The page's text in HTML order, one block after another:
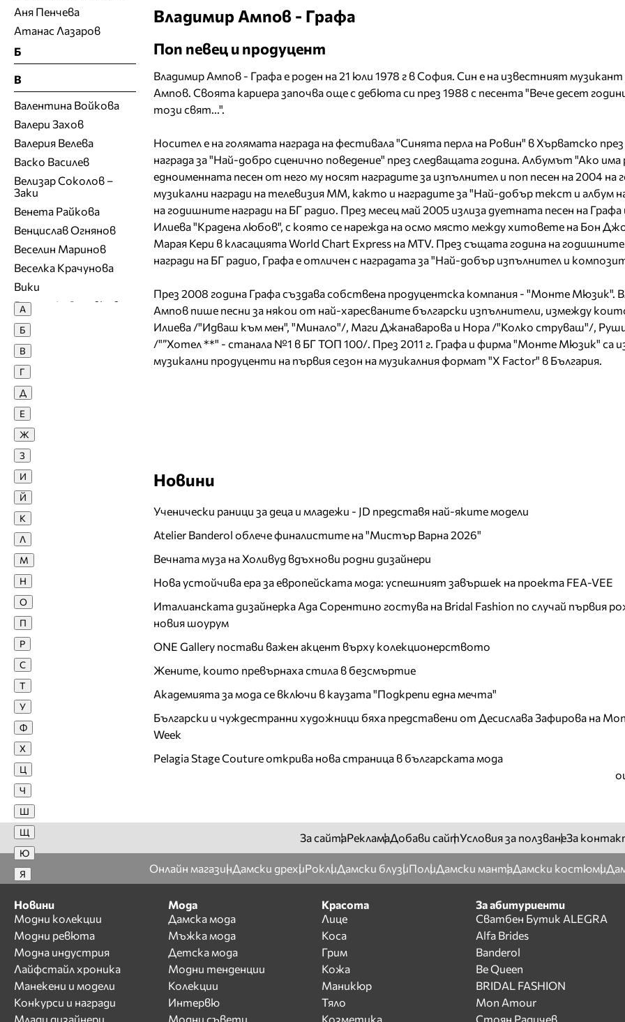
Владимир Ампов - Графа
Поп певец и продуцент
Владимир Ампов - Графа е роден на 21 юли 1978 г в София. Син е на известният
Ампов. Своята кариера започва още с дебюта си през 1988 с песента "Вече десет
този свят...".
Носител е на голямата награда на фестивала "Синята перла на Ровин" в Хърватско през
награда за "Най-добро сценично поведение" през следващата година. Албумът "Ако има
едноименната песен от него му носят наградите за изпълнител и поп песен на 2004 на
музикални награди на телевизия ММ, както и наградите за "Най-добър текст и албум
на годишните награди на БГ радио. През месец май 2005 излиза дуетната песен на
Илиева "Крадена любов", с която се нарежда на осмо място между хитовете на Бон
Марая Кери в класацията World Chart Express на MTV. През същата година на
награди на БГ радио, Графа е отличен с наградата за "Най-добър изпълнител и
През 2008 година Графа създава собствена продуцентска компания - "Монте Мюзик".
Ампов пише песни за някои от най-харесваните български изпълнители, измежду
Илиева /"Идваш към мен", "Минало"/, Маги Джанаварова и Нора /"Колко струваш"/,
/"”Хотел **" - станала №1 в БГ ТОП 100/. През 2011 г. Графа и фирма "Монте Мюзик" са
музикални продуценти на първия сезон на музикалния формат "X Factor" в България.
Новини
Ученически раници за деца и младежи - JD представя най-яките модели
Atelier Banderol облече финалистите на "Мистър Варна 2026"
Вечната муза на Холивуд вдъхнови родни дизайнери
Нова устойчива ера за европейската мода: успешният завършек на проекта FEA-VEE
Италианската дизайнерка Ада Сорентино гостува на Bridal Fashion по случай първия
новия шоурум
ONE Gallery постави важен акцент върху колекционерството
Жените, които превърнаха стила в безсмъртие
Академията за мода се включи в каузата "Подкрепи една мечта"
Български и чуждестранни художници бяха представени от Десислава Зафирова на
Week
Pelagia Stage Couture открива нова страница в българската мода
Аня Пенчева
Атанас Лазаров
Б
В
Валентина Войкова
Валери Захов
Валерия Велева
Васко Василев
Велизар Соколов –
Заки
Венета Райкова
Венцислав Огнянов
Веселин Маринов
Веселка Крачунова
Вики
Виргини\я Здравкова
Владимир Ампов -
Графа
Владимир Карамазов
Вяра Георгиева
Г
Гала
Галена
Галина Денчева
Галя
Георги Милчев - Годжи
Гери от Огледала
Глория
Григор Димитров
Д
Даниел Рачев
Дара
Деси Тенекеджиева
Десислава (DESS)
Десислава Банова
Диана Любенова
Димитър Бербатов
Дони
Е
Евгени Минчев
Евгения Живкова
Едис Пала
Екатерина Тонева
Елен Колева
Елена
Елена Петрова
Елица Тодорова
Емил Арабаджиев
Емилия
Енджи Касабие
Ж
А
Б
В
Г
Д
Е
Ж
З
И
Й
К
Л
М
Н
О
П
Р
С
Т
У
Ф
Х
Ц
Ч
Ш
Щ
Ю
Я
За сайтаРекламаДобави сайтУсловия за ползванеЗа
Онлайн магазинДамски дрехиРоклиДамски блузиПолиДамски мантаДамски костюми
Новини
Модни колекции
Модни ревюта
Модна индустрия
Лайфстайл хроника
Манекени и модели
Конкурси и награди
Млади дизайнери
Мода
Дамска мода
Мъжка мода
Детска мода
Модни тенденции
Колекции
Интервю
Модни съвети
Красота
Лице
Коса
Грим
Кожа
Маникюр
Тяло
Козметика
За абитуриенти
Сватбен Бутик ALEGRA
Alfa Brides
Banderol
Be Queen
BRIDAL FASHION
Mon Amour
Стоян Радичев